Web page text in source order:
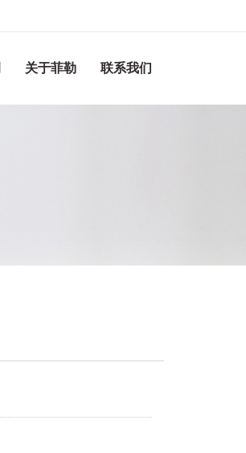
关于菲勒 联系我们